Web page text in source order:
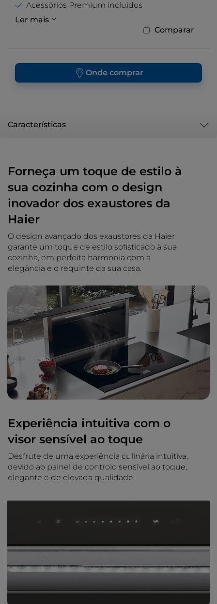
Acessórios Premium incluídos
Ler mais
Comparar
Onde comprar
Características
Forneça um toque de estilo à
sua cozinha com o design
inovador dos exaustores da
Haier
O design avançado dos exaustores da Haier
garante um toque de estilo sofisticado à sua
cozinha, em perfeita harmonia com a
elegância e o requinte da sua casa.
Experiência intuitiva com o
visor sensível ao toque
Desfrute de uma experiência culinária intuitiva,
devido ao painel de controlo sensível ao toque,
elegante e de elevada qualidade.